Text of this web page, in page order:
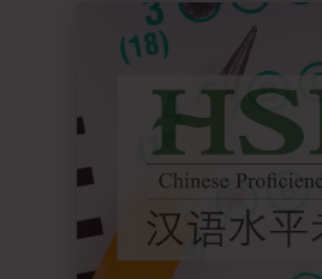
Kineski jezik i kultura
Stipendije
Almanah
O nama